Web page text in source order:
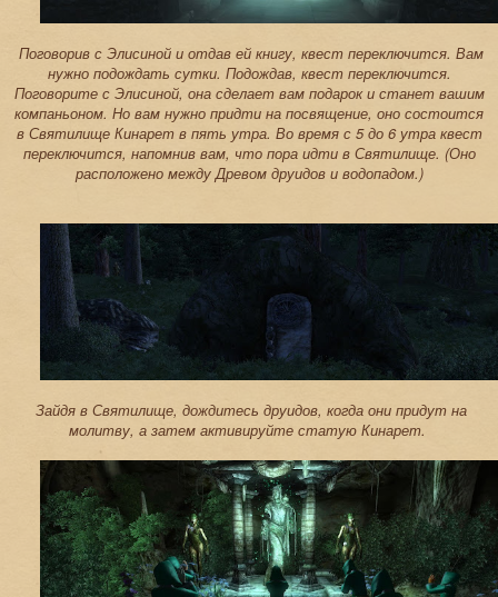
Поговорив с Элисиной и отдав ей книгу, квест переключится. Вам
нужно подождать сутки. Подождав, квест переключится.
Поговорите с Элисиной, она сделает вам подарок и станет вашим
компаньоном. Но вам нужно придти на посвящение, оно состоится
в Святилище Кинарет в пять утра. Во время с 5 до 6 утра квест
переключится, напомнив вам, что пора идти в Святилище. (Оно
расположено между Древом друидов и водопадом.)
Зайдя в Святилище, дождитесь друидов, когда они придут на
молитву, а затем активируйте статую Кинарет.